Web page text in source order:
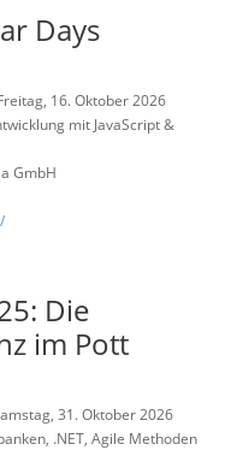
Days
16. Oktober 2026
mit JavaScript &
GmbH
Die
im Pott
31. Oktober 2026
.NET, Agile Methoden